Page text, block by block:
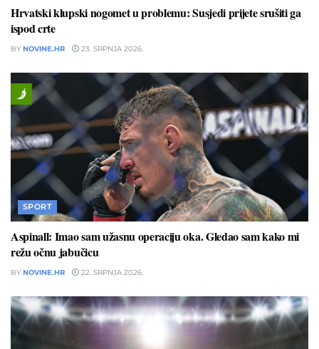
Hrvatski klupski nogomet u problemu: Susjedi prijete srušiti ga
ispod crte
BY NOVINE.HR 23. SRPNJA 2026.
SPORT
Aspinall: Imao sam užasnu operaciju oka. Gledao sam kako mi
režu očnu jabučicu
BY NOVINE.HR 22. SRPNJA 2026.